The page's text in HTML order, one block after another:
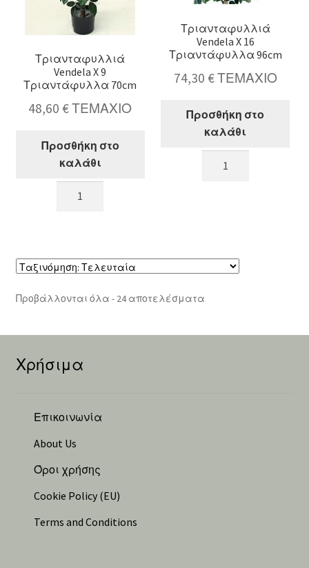
Τριανταφυλλιά
Vendela X 9
Τριαντάφυλλα 70cm
48,60 €ΤΕΜΑΧΙΟ
Προσθήκη στο
καλάθι
Τριαντάφυλλα
70cm
ποσότητα
Τριανταφυλλιά
Vendela X 16
Τριαντάφυλλα 96cm
74,30 €ΤΕΜΑΧΙΟ
Προσθήκη στο
καλάθι
ποσότητα
Προβάλλονται όλα - 24 αποτελέσματαSorted
Χρήσιμα
Επικοινωνία
About Us
Όροι χρήσης
Cookie Policy (EU)
Terms and Conditions